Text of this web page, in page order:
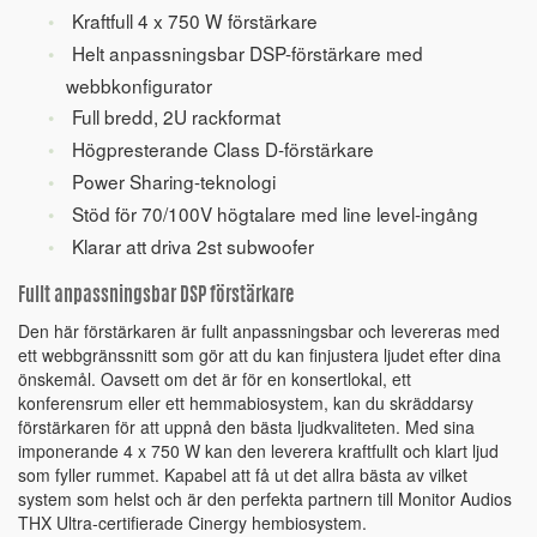
Kraftfull 4 x 750 W förstärkare
Helt anpassningsbar DSP-förstärkare med
webbkonfigurator
Full bredd, 2U rackformat
Högpresterande Class D-förstärkare
Power Sharing-teknologi
Stöd för 70/100V högtalare med line level-ingång
Klarar att driva 2st subwoofer
Fullt anpassningsbar DSP förstärkare
Den här förstärkaren är fullt anpassningsbar och levereras med
ett webbgränssnitt som gör att du kan finjustera ljudet efter dina
önskemål. Oavsett om det är för en konsertlokal, ett
konferensrum eller ett hemmabiosystem, kan du skräddarsy
förstärkaren för att uppnå den bästa ljudkvaliteten. Med sina
imponerande 4 x 750 W kan den leverera kraftfullt och klart ljud
som fyller rummet. Kapabel att få ut det allra bästa av vilket
system som helst och är den perfekta partnern till Monitor Audios
THX Ultra-certifierade Cinergy hembiosystem.